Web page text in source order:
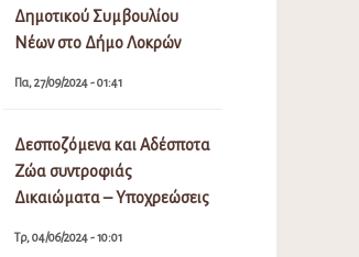
Δημοτικού Συμβουλίου
Νέων στο Δήμο Λοκρών
Πα, 27/09/2024 - 01:41
Δεσποζόμενα και Αδέσποτα
Ζώα συντροφιάς
Δικαιώματα – Υποχρεώσεις
Τρ, 04/06/2024 - 10:01